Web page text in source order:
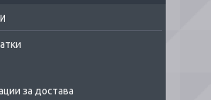
за достава